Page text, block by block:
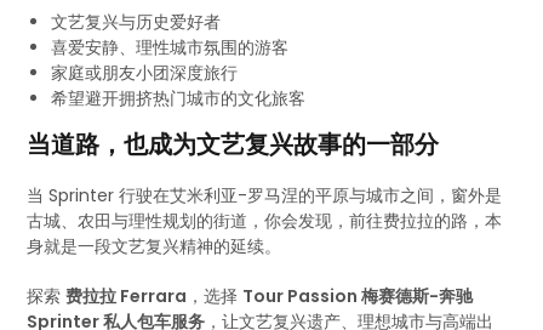
文艺复兴与历史爱好者
喜爱安静、理性城市氛围的游客
家庭或朋友小团深度旅行
希望避开拥挤热门城市的文化旅客
当道路，也成为文艺复兴故事的一部分
当 Sprinter 行驶在艾米利亚-罗马涅的平原与城市之间，窗外是
古城、农田与理性规划的街道，你会发现，前往费拉拉的路，本
身就是一段文艺复兴精神的延续。
探索费拉拉 Ferrara ，选择 Tour Passion 梅赛德斯-奔驰
Sprinter 私人包车服务 ，让文艺复兴遗产、理想城市与高端出